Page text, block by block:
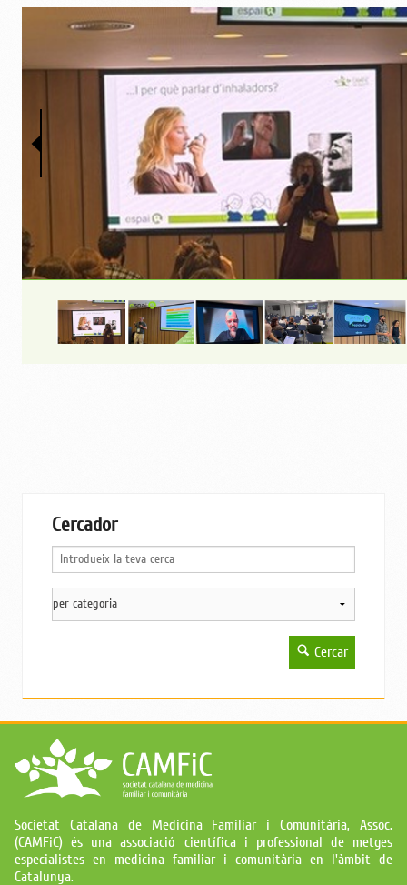
Cercador
Cercar
Societat Catalana de Medicina Familiar i Comunitària, Assoc.
(CAMFiC) és una associació científica i professional de metges
especialistes en medicina familiar i comunitària en l'àmbit de
Catalunya.